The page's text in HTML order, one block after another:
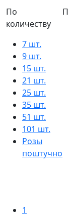
По
количеству
7 шт.
9 шт.
15 шт.
21 шт.
25 шт.
35 шт.
51 шт.
101 шт.
Розы
поштучно
1